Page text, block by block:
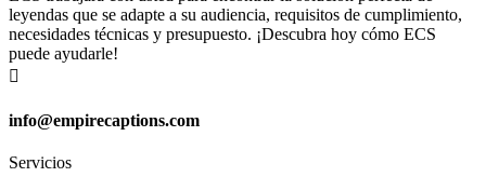
leyendas que se adapte a su audiencia, requisitos de cumplimiento,
necesidades técnicas y presupuesto. ¡Descubra hoy cómo ECS
puede ayudarle!

info@empirecaptions.com
Servicios